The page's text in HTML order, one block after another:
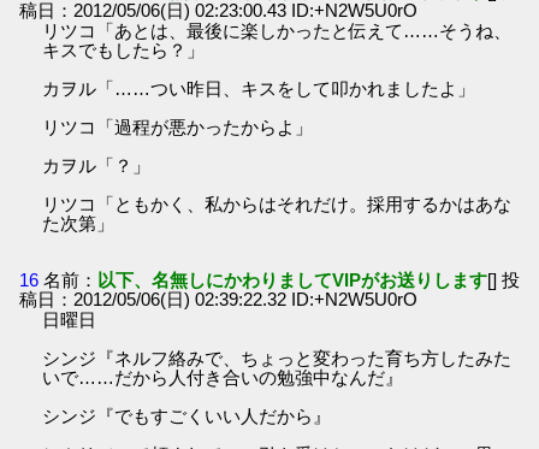
稿日：2012/05/06(日) 02:23:00.43 ID:+N2W5U0rO
リツコ「あとは、最後に楽しかったと伝えて……そうね、
キスでもしたら？」
カヲル「……つい昨日、キスをして叩かれましたよ」
リツコ「過程が悪かったからよ」
カヲル「？」
リツコ「ともかく、私からはそれだけ。採用するかはあな
た次第」
16 名前： 以下、名無しにかわりましてVIPがお送りします[] 投
稿日：2012/05/06(日) 02:39:22.32 ID:+N2W5U0rO
日曜日
シンジ『ネルフ絡みで、ちょっと変わった育ち方したみた
いで……だから人付き合いの勉強中なんだ』
シンジ『でもすごくいい人だから』